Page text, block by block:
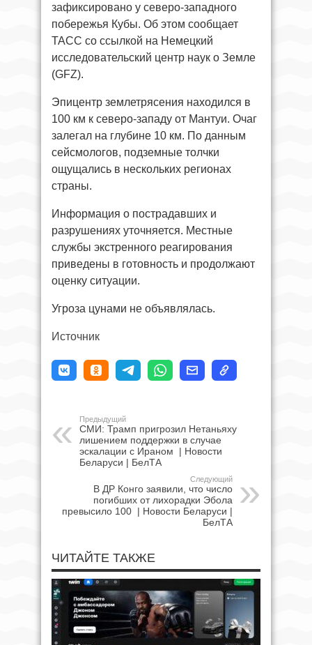
зафиксировано у северо-западного
побережья Кубы. Об этом сообщает
ТАСС со ссылкой на Немецкий
исследовательский центр наук о Земле
(GFZ).
Эпицентр землетрясения находился в
100 км к северо-западу от Мантуи. Очаг
залегал на глубине 10 км. По данным
сейсмологов, подземные толчки
ощущались в нескольких регионах
страны.
Информация о пострадавших и
разрушениях уточняется. Местные
службы экстренного реагирования
приведены в готовность и продолжают
оценку ситуации.
Угроза цунами не объявлялась.
Источник
Предыдущий
СМИ: Трамп пригрозил Нетаньяху
лишением поддержки в случае
эскалации с Ираном | Новости
Беларуси | БелТА
Следующий
В ДР Конго заявили, что число
погибших от лихорадки Эбола
превысило 100 | Новости Беларуси |
БелТА
ЧИТАЙТЕ ТАКЖЕ